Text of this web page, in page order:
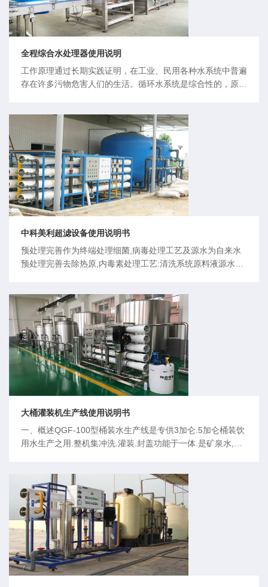
全程综合水处理器使用说明
工作原理通过长期实践证明，在工业、民用各种水系统中普遍
存在许多污物危害人们的生活。循环水系统是综合性的，原来
活性复合材料多层滤膜，采用机械自动变场，在高频电场作用
下对水垢离子间排列顺序位
中科美利超滤设备使用说明书
预处理完善作为终端处理细菌,病毒处理工艺及源水为自来水
预处理完善去除热原,内毒素处理工艺:清洗系统原料液源水泵
为上水处理的终端处理
大桶灌装机生产线使用说明书
一、概述QGF-100型桶装水生产线是专供3加仑.5加仑桶装饮
用水生产之用.整机集冲洗.灌装.封盖功能于一体.是矿泉水,蒸
牌产品,该机结构紧凑,占用厂房小,工作效率高且稳定可靠,自
动化程度高.操作工人仅需二人,是机电气